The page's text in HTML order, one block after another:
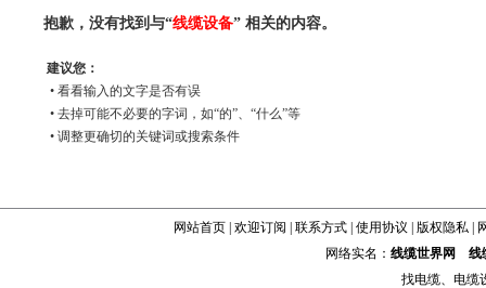
抱歉，没有找到与“线缆设备” 相关的内容。
建议您：
• 看看输入的文字是否有误
• 去掉可能不必要的字词，如“的”、“什么”等
• 调整更确切的关键词或搜索条件
网站首页| 欢迎订阅 联系方式| 使用协议 版权隐私|
网络实名： 线缆世界网
线
找电缆、 电缆